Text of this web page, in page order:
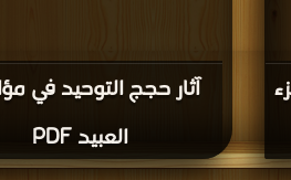
آثار حجج التوحيد في
العبيد PDF